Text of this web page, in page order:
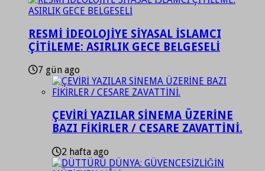
RESMİ İDEOLOJİYE SİYASAL İSLAMCI
ÇİTİLEME: ASIRLIK GECE BELGESELİ
7 gün ago
ÇEVİRİ YAZILAR SİNEMA ÜZERİNE
BAZI FİKİRLER / CESARE ZAVATTİNİ.
2 hafta ago